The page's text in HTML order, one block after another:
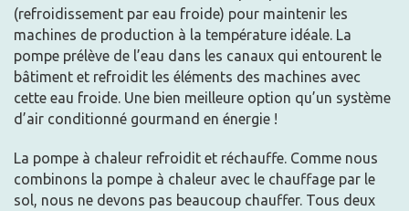
(refroidissement par eau froide) pour maintenir les
machines de production à la température idéale. La
pompe prélève de l’eau dans les canaux qui entourent le
bâtiment et refroidit les éléments des machines avec
cette eau froide. Une bien meilleure option qu’un système
d’air conditionné gourmand en énergie !
La pompe à chaleur refroidit et réchauffe. Comme nous
combinons la pompe à chaleur avec le chauffage par le
sol, nous ne devons pas beaucoup chauffer. Tous deux